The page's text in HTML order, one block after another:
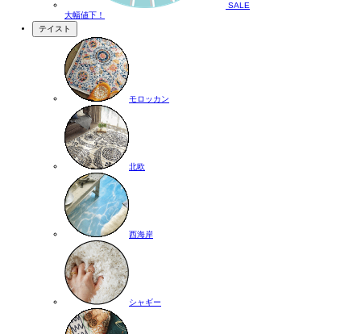
SALE
大幅値下！
テイスト
モロッカン
北欧
西海岸
シャギー